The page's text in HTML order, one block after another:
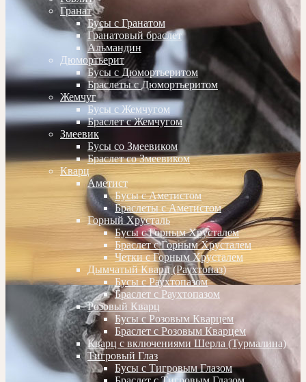
Гранат
Бусы с Гранатом
Гранатовый браслет
Альмандин
Дюмортьерит
Бусы с Дюмортьеритом
Браслеты с Дюмортьеритом
Жемчуг
Бусы с Жемчугом
Браслет с Жемчугом
Змеевик
Бусы со Змеевиком
Браслет со Змеевиком
Кварц
Аметист
Бусы с Аметистом
Браслеты с Аметистом
Горный Хрусталь
Бусы с Горным Хрусталем
Браслет с Горным Хрусталем
Четки с Горным Хрусталем
Дымчатый Кварц (Раухтопаз)
Бусы с Раухтопазом
Браслет с Раухтопазом
Розовый Кварц
Бусы с Розовым Кварцем
Браслет с Розовым Кварцем
Кварц с включениями Шерла (Турмалина)
Тигровый Глаз
Бусы с Тигровым Глазом